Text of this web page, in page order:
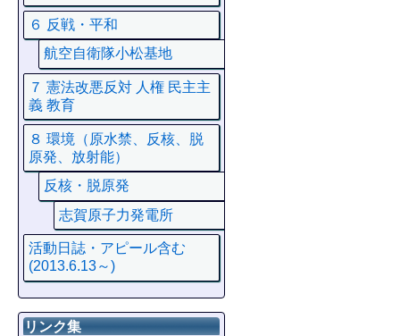
６ 反戦・平和
航空自衛隊小松基地
７ 憲法改悪反対 人権 民主主
義 教育
８ 環境（原水禁、反核、脱
原発、放射能）
反核・脱原発
志賀原子力発電所
活動日誌・アピール含む
(2013.6.13～)
リンク集